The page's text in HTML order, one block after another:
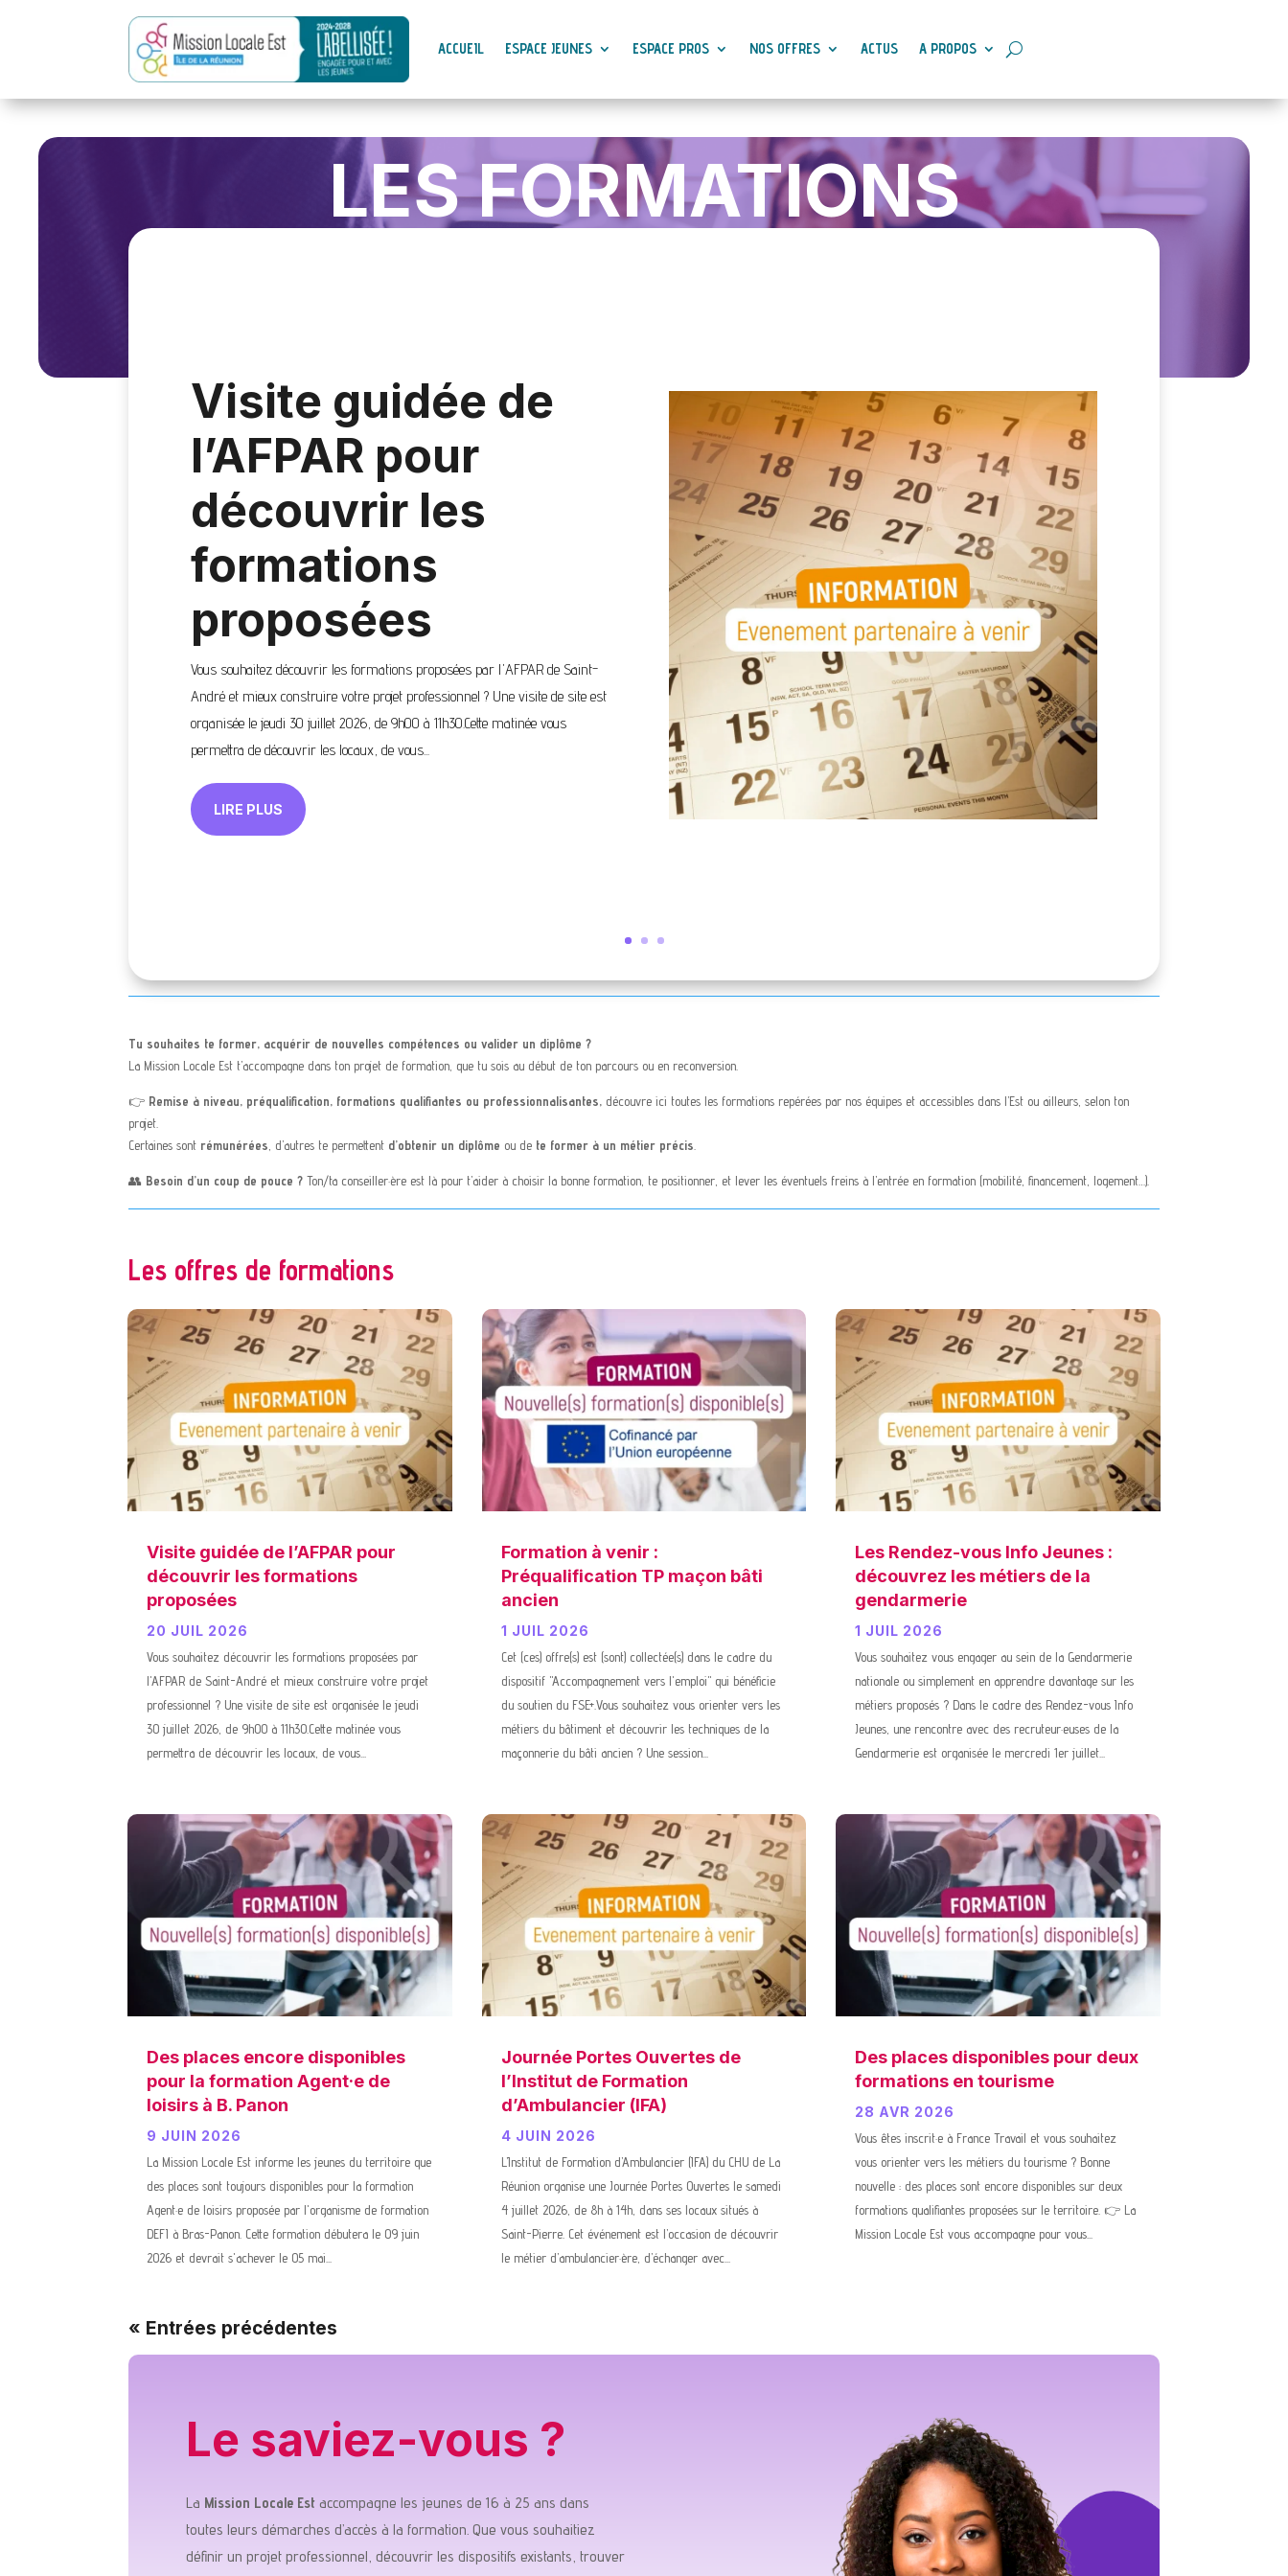
ACCUEIL ESPACE JEUNES ESPACE PROS NOS OFFRES ACTUS A PROPOS
LES FORMATIONS
Visite guidée de
l’AFPAR pour
découvrir les
formations
proposées
Vous souhaitez découvrir les formations proposées par l'AFPAR de Saint-
André et mieux construire votre projet professionnel ? Une visite de site est
organisée le jeudi 30 juillet 2026, de 9h00 à 11h30.Cette matinée vous
permettra de découvrir les locaux, de vous...
LIRE PLUS
Tu souhaites te former, acquérir de nouvelles compétences ou valider un diplôme ?
La Mission Locale Est t’accompagne dans ton projet de formation, que tu sois au début de ton parcours ou en reconversion.
👉 Remise à niveau, préqualification, formations qualifiantes ou professionnalisantes, découvre ici toutes les formations repérées par nos équipes et accessibles dans l’Est ou ailleurs, selon ton
projet.
Certaines sont rémunérées, d’autres te permettent d’obtenir un diplôme ou de te former à un métier précis.
👥 Besoin d’un coup de pouce ? Ton/ta conseiller·ère est là pour t’aider à choisir la bonne formation, te positionner, et lever les éventuels freins à l’entrée en formation (mobilité, financement, logement…).
Les offres de formations
Visite guidée de l’AFPAR pour
découvrir les formations
proposées
20 JUIL 2026
Vous souhaitez découvrir les formations proposées par
l'AFPAR de Saint-André et mieux construire votre projet
professionnel ? Une visite de site est organisée le jeudi
30 juillet 2026, de 9h00 à 11h30.Cette matinée vous
permettra de découvrir les locaux, de vous...
Des places encore disponibles
pour la formation Agent·e de
loisirs à B. Panon
9 JUIN 2026
La Mission Locale Est informe les jeunes du territoire que
des places sont toujours disponibles pour la formation
Agent·e de loisirs proposée par l'organisme de formation
DEFI à Bras-Panon. Cette formation débutera le 09 juin
2026 et devrait s'achever le 05 mai...
Formation à venir :
Préqualification TP maçon bâti
ancien
1 JUIL 2026
Cet (ces) offre(s) est (sont) collectée(s) dans le cadre du
dispositif "Accompagnement vers l'emploi" qui bénéficie
du soutien du FSE+.Vous souhaitez vous orienter vers les
métiers du bâtiment et découvrir les techniques de la
maçonnerie du bâti ancien ? Une session...
Journée Portes Ouvertes de
l’Institut de Formation
d’Ambulancier (IFA)
4 JUIN 2026
L’Institut de Formation d’Ambulancier (IFA) du CHU de La
Réunion organise une Journée Portes Ouvertes le samedi
4 juillet 2026, de 8h à 14h, dans ses locaux situés à
Saint-Pierre. Cet événement est l’occasion de découvrir
le métier d’ambulancier·ère, d’échanger avec...
Les Rendez-vous Info Jeunes :
découvrez les métiers de la
gendarmerie
1 JUIL 2026
Vous souhaitez vous engager au sein de la Gendarmerie
nationale ou simplement en apprendre davantage sur les
métiers proposés ? Dans le cadre des Rendez-vous Info
Jeunes, une rencontre avec des recruteur·euses de la
Gendarmerie est organisée le mercredi 1er juillet...
Des places disponibles pour deux
formations en tourisme
28 AVR 2026
Vous êtes inscrit·e à France Travail et vous souhaitez
vous orienter vers les métiers du tourisme ? Bonne
nouvelle : des places sont encore disponibles sur deux
formations qualifiantes proposées sur le territoire. 👉 La
Mission Locale Est vous accompagne pour vous...
« Entrées précédentes
Le saviez-vous ?
La Mission Locale Est accompagne les jeunes de 16 à 25 ans dans
toutes leurs démarches d’accès à la formation. Que vous souhaitiez
définir un projet professionnel, découvrir les dispositifs existants, trouver